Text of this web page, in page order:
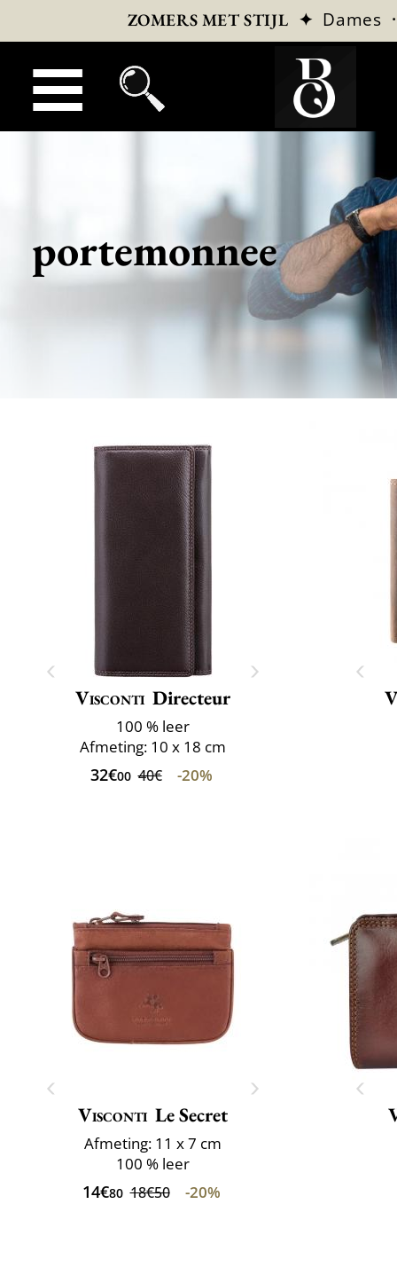
ZOMERS MET STIJL ✦ Dames
portemonnee
Visconti Directeur
100 % leer
Afmeting: 10 x 18 cm
32€00 40€ -20%
Visconti Le Secret
Afmeting: 11 x 7 cm
100 % leer
14€80 18€50 -20%